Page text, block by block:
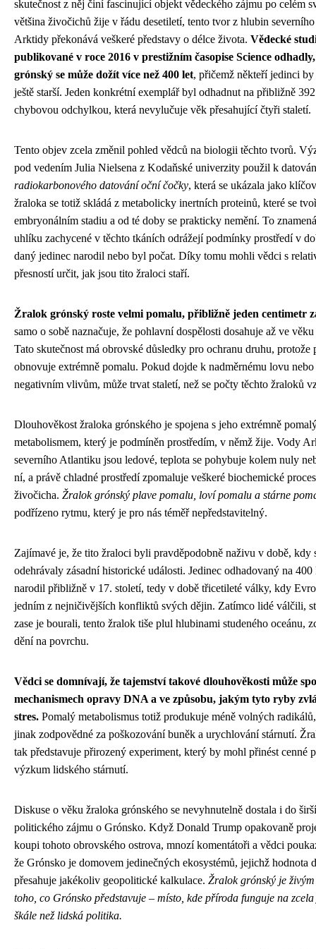
skutečnost z něj činí fascinující objekt vědeckého zájmu po celém
většina živočichů žije v řádu desetiletí, tento tvor z hlubin
Arktidy překonává veškeré představy o délce života. Vědecké
publikované v roce 2016 v prestižním časopise Science
grónský se může dožít více než 400 let, přičemž někteří jedinci
ještě starší. Jeden konkrétní exemplář byl odhadnut na přibližně
chybovou odchylkou, která nevylučuje věk přesahující čtyři staletí.
Tento objev zcela změnil pohled vědců na biologii těchto tvorů.
pod vedením Julia Nielsena z Kodaňské univerzity použil k
radiokarbonového datování oční čočky, která se ukázala jako
žraloka se totiž skládá z metabolicky inertních proteinů, které se
embryonálním stadiu a od té doby se prakticky nemění. To
uhlíku zachycené v těchto tkáních odrážejí podmínky prostředí v
daný jedinec narodil nebo byl počat. Díky tomu mohli vědci s
přesností určit, jak jsou tito žraloci staří.
Žralok grónský roste velmi pomalu, přibližně jeden centimetr
samo o sobě naznačuje, že pohlavní dospělosti dosahuje až ve
Tato skutečnost má obrovské důsledky pro ochranu druhu, protože
obnovuje extrémně pomalu. Pokud dojde k nadměrnému lovu
negativním vlivům, může trvat staletí, než se počty těchto žraloků
Dlouhověkost žraloka grónského je spojena s jeho extrémně
metabolismem, který je podmíněn prostředím, v němž žije. Vody
severního Atlantiku jsou ledové, teplota se pohybuje kolem nuly
ní, a právě chladné prostředí zpomaluje veškeré biochemické
živočicha. Žralok grónský plave pomalu, loví pomalu a stárne
podřízeno rytmu, který je pro nás téměř nepředstavitelný.
Zajímavé je, že tito žraloci byli pravděpodobně naživu v době, kdy
odehrávaly zásadní historické události. Jedinec odhadovaný na 400
narodil přibližně v 17. století, tedy v době třicetileté války, kdy
jedním z nejničivějších konfliktů svých dějin. Zatímco lidé válčili,
zase je bourali, tento žralok tiše plul hlubinami studeného oceánu,
dění na povrchu.
Vědci se domnívají, že tajemství takové dlouhověkosti může
mechanismech opravy DNA a ve způsobu, jakým tyto ryby
stres. Pomalý metabolismus totiž produkuje méně volných
jinak zodpovědné za poškozování buněk a urychlování stárnutí.
tak představuje přirozený experiment, který by mohl přinést cenné
výzkum lidského stárnutí.
Diskuse o věku žraloka grónského se nevyhnutelně dostala i do
politického zájmu o Grónsko. Když Donald Trump opakovaně
koupi tohoto obrovského ostrova, mnozí komentátoři a vědci
že Grónsko je domovem jedinečných ekosystémů, jejichž hodnota
přesahuje jakékoliv geopolitické kalkulace. Žralok grónský je
toho, co Grónsko představuje – místo, kde příroda funguje na zcela
škále než lidská politika.